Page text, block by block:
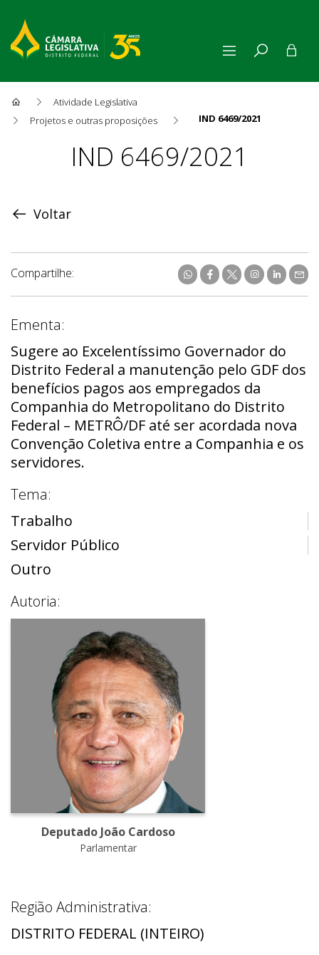
Atividade Legislativa
Projetos e outras proposições
IND 6469/2021
ProposiçãoIND 6469/2021
Voltar
Compartilhe:
Ementa:
Sugere ao Excelentíssimo Governador do
Distrito Federal a manutenção pelo GDF dos
benefícios pagos aos empregados da
Companhia do Metropolitano do Distrito
Federal – METRÔ/DF até ser acordada nova
Convenção Coletiva entre a Companhia e os
servidores.
Tema:
Trabalho
Servidor Público
Outro
Autoria:
Deputado João Cardoso
Parlamentar
Região Administrativa:
DISTRITO FEDERAL (INTEIRO)